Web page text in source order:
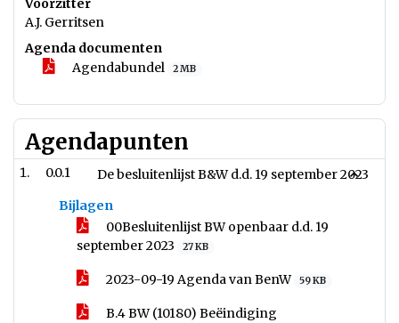
Voorzitter
A.J. Gerritsen
Agenda documenten
Agendabundel
2 MB
Agendapunten
0.0.1
De besluitenlijst B&W d.d. 19 september 2023
Bijlagen
00Besluitenlijst BW openbaar d.d. 19
september 2023
27 KB
2023-09-19 Agenda van BenW 59 KB
B.4 BW (10180) Beëindiging